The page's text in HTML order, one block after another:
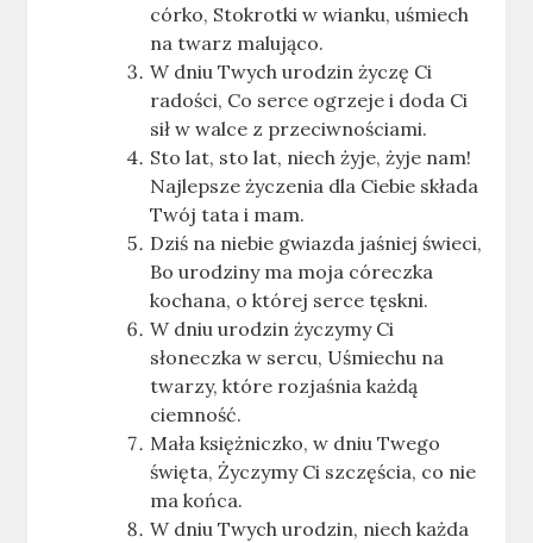
córko, Stokrotki w wianku, uśmiech
na twarz malująco.
W dniu Twych urodzin życzę Ci
radości, Co serce ogrzeje i doda Ci
sił w walce z przeciwnościami.
Sto lat, sto lat, niech żyje, żyje nam!
Najlepsze życzenia dla Ciebie składa
Twój tata i mam.
Dziś na niebie gwiazda jaśniej świeci,
Bo urodziny ma moja córeczka
kochana, o której serce tęskni.
W dniu urodzin życzymy Ci
słoneczka w sercu, Uśmiechu na
twarzy, które rozjaśnia każdą
ciemność.
Mała księżniczko, w dniu Twego
święta, Życzymy Ci szczęścia, co nie
ma końca.
W dniu Twych urodzin, niech każda